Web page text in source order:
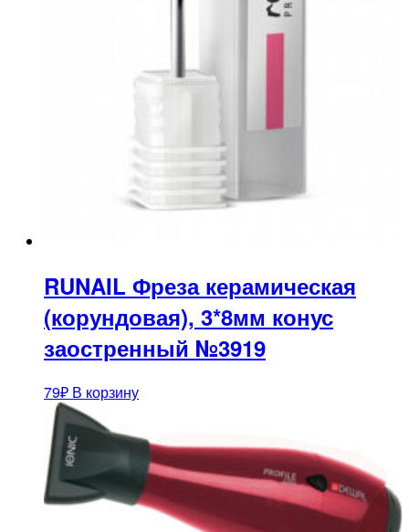
RUNAIL Фреза керамическая
(корундовая), 3*8мм конус
заостренный №3919
79₽ В корзину